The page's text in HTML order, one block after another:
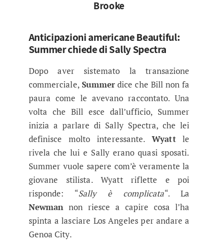
Brooke
Anticipazioni americane Beautiful:
Summer chiede di Sally Spectra
Dopo aver sistemato la transazione
commerciale, Summerdice che Bill non fa
paura come le avevano raccontato. Una
volta che Bill esce dall’ufficio, Summer
inizia a parlare di Sally Spectra, che lei
definisce molto interessante.Wyattle
rivela che lui e Sally erano quasi sposati.
Summer vuole sapere com’è veramente la
giovane stilista. Wyatt riflette e poi
risponde: “Sally è complicata“. La
Newman non riesce a capire cosa l’ha
spinta a lasciare Los Angeles per andare a
Genoa City.